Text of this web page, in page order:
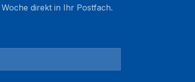
direkt in Ihr Postfach.